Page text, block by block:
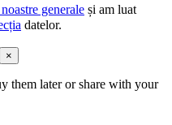
generale și am luat
datelor.
×
them later or share with your